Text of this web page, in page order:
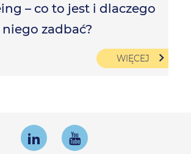
– co to jest i dlaczego
zadbać?
WIĘCEJ